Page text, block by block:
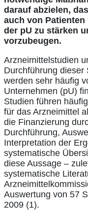
darauf abzielen,
auch von
der pU zu stärken
vorzubeugen.
Arzneimittelstudien
Durchführung dieser
werden sehr häufig
Unternehmen (pU)
Studien führen
für das Arzneimittel
die Finanzierung
Durchführung,
Interpretation der
systematische
diese Aussage –
systematische
Auswertung von 57
2009 (1).